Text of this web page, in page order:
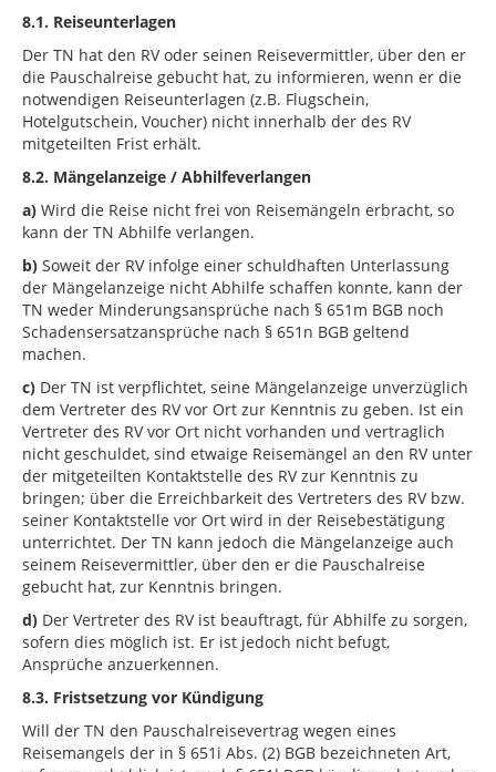
8.1. Reiseunterlagen
Der TN hat den RV oder seinen Reisevermittler, über den er
die Pauschalreise gebucht hat, zu informieren, wenn er die
notwendigen Reiseunterlagen (z.B. Flugschein,
Hotelgutschein, Voucher) nicht innerhalb der des RV
mitgeteilten Frist erhält.
8.2. Mängelanzeige / Abhilfeverlangen
a) Wird die Reise nicht frei von Reisemängeln erbracht, so
kann der TN Abhilfe verlangen.
b) Soweit der RV infolge einer schuldhaften Unterlassung
der Mängelanzeige nicht Abhilfe schaffen konnte, kann der
TN weder Minderungsansprüche nach § 651m BGB noch
Schadensersatzansprüche nach § 651n BGB geltend
machen.
c) Der TN ist verpflichtet, seine Mängelanzeige unverzüglich
dem Vertreter des RV vor Ort zur Kenntnis zu geben. Ist ein
Vertreter des RV vor Ort nicht vorhanden und vertraglich
nicht geschuldet, sind etwaige Reisemängel an den RV unter
der mitgeteilten Kontaktstelle des RV zur Kenntnis zu
bringen; über die Erreichbarkeit des Vertreters des RV bzw.
seiner Kontaktstelle vor Ort wird in der Reisebestätigung
unterrichtet. Der TN kann jedoch die Mängelanzeige auch
seinem Reisevermittler, über den er die Pauschalreise
gebucht hat, zur Kenntnis bringen.
d) Der Vertreter des RV ist beauftragt, für Abhilfe zu sorgen,
sofern dies möglich ist. Er ist jedoch nicht befugt,
Ansprüche anzuerkennen.
8.3. Fristsetzung vor Kündigung
Will der TN den Pauschalreisevertrag wegen eines
Reisemangels der in § 651i Abs. (2) BGB bezeichneten Art,